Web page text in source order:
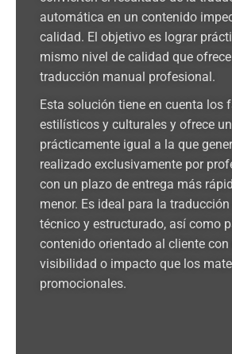
automática en un contenido
calidad. El objetivo es lograr
mismo nivel de calidad que
traducción manual profesional.
Esta solución tiene en cuenta los
estilísticos y culturales y ofrece
prácticamente igual a la que
realizado exclusivamente por
con un plazo de entrega más
menor. Es ideal para la
técnico y estructurado, así como
contenido orientado al cliente con
visibilidad o impacto que los
promocionales.